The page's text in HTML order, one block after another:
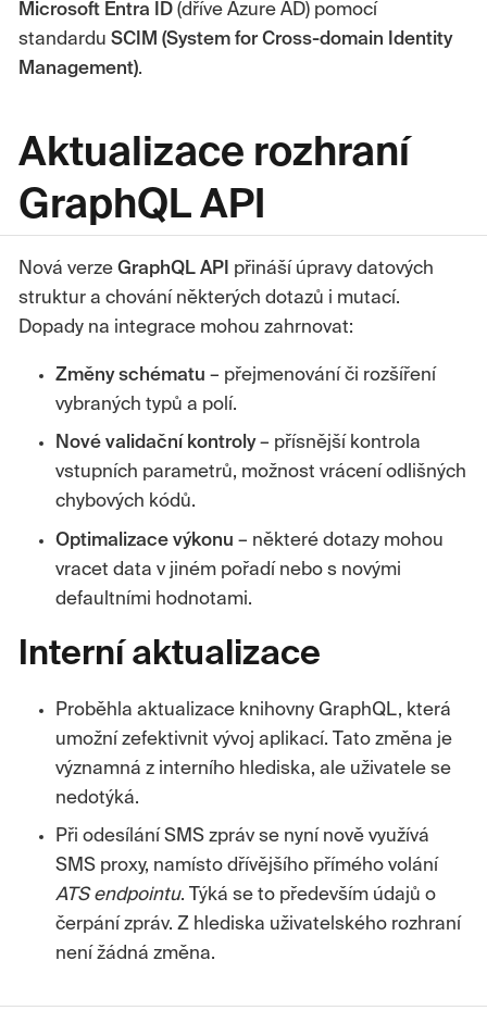
Microsoft Entra ID (dříve Azure AD) pomocí
standardu SCIM (System for Cross-domain Identity
Management).
Aktualizace rozhraní
GraphQL API
Nová verze GraphQL API přináší úpravy datových
struktur a chování některých dotazů i mutací.
Dopady na integrace mohou zahrnovat:
Změny schématu – přejmenování či rozšíření
vybraných typů a polí.
Nové validační kontroly– přísnější kontrola
vstupních parametrů, možnost vrácení odlišných
chybových kódů.
Optimalizace výkonu – některé dotazy mohou
vracet data v jiném pořadí nebo s novými
defaultními hodnotami.
Interní aktualizace
Proběhla aktualizace knihovny GraphQL, která
umožní zefektivnit vývoj aplikací. Tato změna je
významná z interního hlediska, ale uživatele se
nedotýká.
Při odesílání SMS zpráv se nyní nově využívá
SMS proxy, namísto dřívějšího přímého volání
ATS endpointu. Týká se to především údajů o
čerpání zpráv. Z hlediska uživatelského rozhraní
není žádná změna.